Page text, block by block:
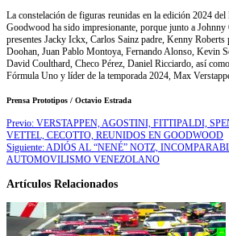
La constelación de figuras reunidas en la edición 2024
Goodwood ha sido impresionante, porque junto a Johnny
presentes Jacky Ickx, Carlos Sainz padre, Kenny
Doohan, Juan Pablo Montoya, Fernando Alonso, Kevin
David Coulthard, Checo Pérez, Daniel Ricciardo, así
Fórmula Uno y líder de la temporada 2024, Max
Prensa Prototipos / Octavio Estrada
Previo: VERSTAPPEN, AGOSTINI, FITTIPALDI,
VETTEL, CECOTTO, REUNIDOS EN GOODWOOD
Siguiente:ADIÓS AL “NENÉ” NOTZ,
AUTOMOVILISMO VENEZOLANO
Artículos Relacionados